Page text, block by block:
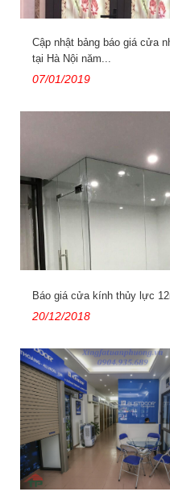
Cập nhật bảng báo giá cửa
tại Hà Nội năm...
07/01/2019
Báo giá cửa kính thủy lực
20/12/2018